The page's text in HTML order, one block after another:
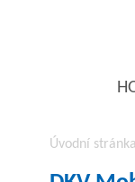
Úvodní stránka